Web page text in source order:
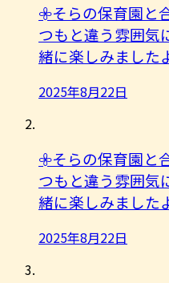
𖧷そらの保育園と
つもと違う雰囲気
緒に楽しみました
2025年8月22日
𖧷そらの保育園と
つもと違う雰囲気
緒に楽しみました
2025年8月22日